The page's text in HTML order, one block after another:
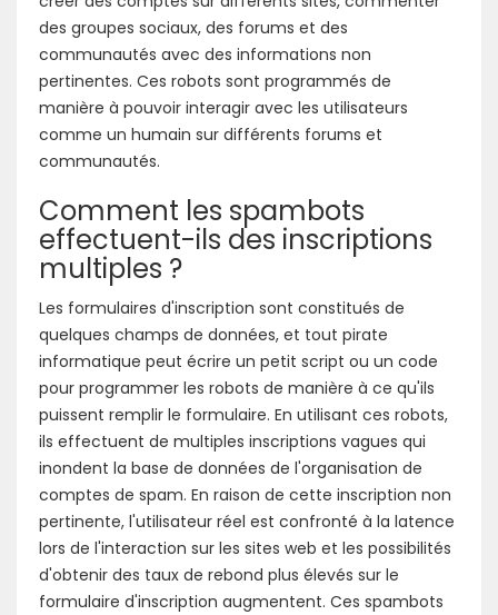
des groupes sociaux, des forums et des
communautés avec des informations non
pertinentes. Ces robots sont programmés de
manière à pouvoir interagir avec les utilisateurs
comme un humain sur différents forums et
communautés.
Comment les spambots
effectuent-ils des inscriptions
multiples ?
Les formulaires d'inscription sont constitués de
quelques champs de données, et tout pirate
informatique peut écrire un petit script ou un code
pour programmer les robots de manière à ce qu'ils
puissent remplir le formulaire. En utilisant ces robots,
ils effectuent de multiples inscriptions vagues qui
inondent la base de données de l'organisation de
comptes de spam. En raison de cette inscription non
pertinente, l'utilisateur réel est confronté à la latence
lors de l'interaction sur les sites web et les possibilités
d'obtenir des taux de rebond plus élevés sur le
formulaire d'inscription augmentent. Ces spambots